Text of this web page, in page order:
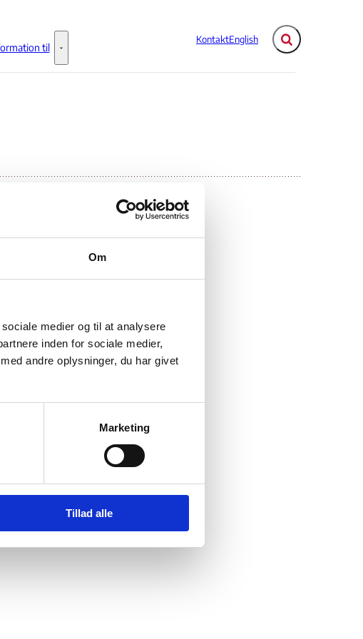
Om
medier og til at analysere
inden for sociale medier,
andre oplysninger, du har givet
Marketing
Tillad alle
KontaktEnglish Fold søgefelt ud
- Flere links
til Information til - Flere links